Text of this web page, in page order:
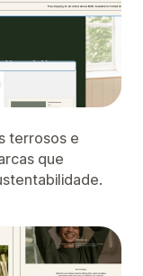
terrosos e
que